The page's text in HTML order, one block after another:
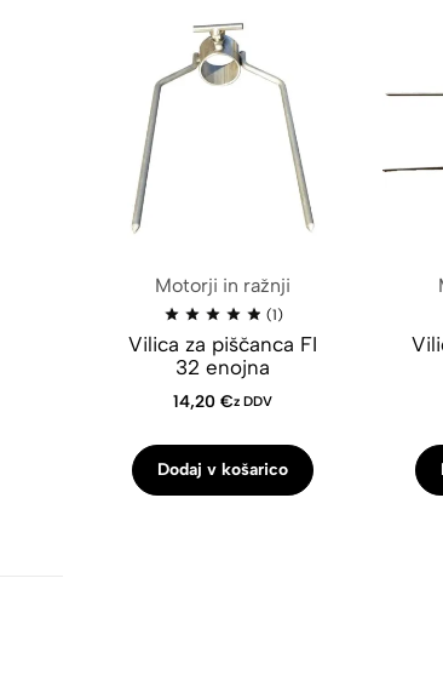
Motorji in ražnji
(1)
Vilica za piščanca FI
32 enojna
14,20€z DDV
Dodaj v košarico